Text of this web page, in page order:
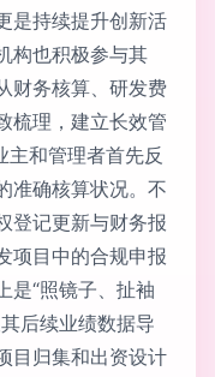
是持续提升创新活
构也积极参与其
财务核算、研发费
梳理，建立长效管
和管理者首先反
准确核算状况。不
登记更新与财务报
项目中的合规申报
是“照镜子、扯袖
后续业绩数据导
目归集和出资设计